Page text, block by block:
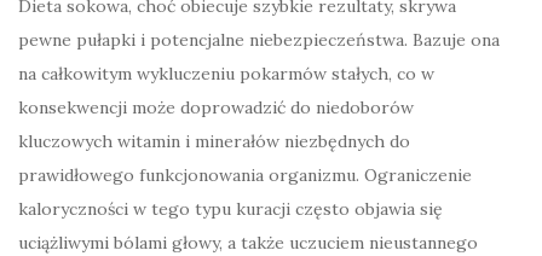
Dieta sokowa, choć obiecuje szybkie rezultaty, skrywa
pewne pułapki i potencjalne niebezpieczeństwa. Bazuje ona
na całkowitym wykluczeniu pokarmów stałych, co w
konsekwencji może doprowadzić do niedoborów
kluczowych witamin i minerałów niezbędnych do
prawidłowego funkcjonowania organizmu. Ograniczenie
kaloryczności w tego typu kuracji często objawia się
uciążliwymi bólami głowy, a także uczuciem nieustannego